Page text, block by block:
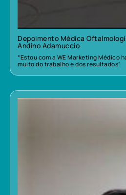
Depoimento Médica
Andino Adamuccio
“Estou com a WE Marketing Médico
muito do trabalho e dos resultados”